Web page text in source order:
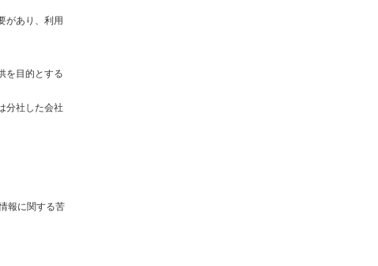
があり、利用
を目的とする
分社した会社
報に関する苦